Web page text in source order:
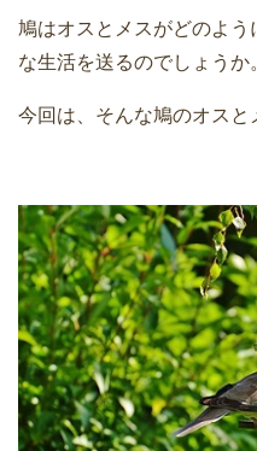
鳩はオスとメスがどのよう
な生活を送るのでしょうか
今回は、そんな鳩のオスと